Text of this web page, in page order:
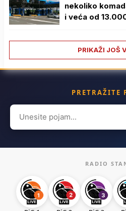
nekoliko
i veća od
PRIKAŽI JOŠ
PRETRAŽITE
Search
for:
RADIO